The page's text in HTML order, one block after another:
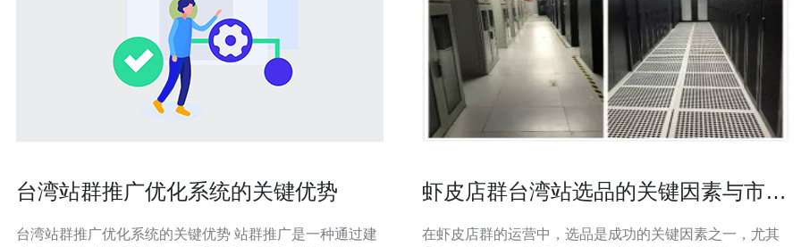
台湾站群推广优化系统的关键优势
台湾站群推广优化系统的关键优势 站群推广是一种通过建
虾皮店群台湾站选品的关键因素与市场
在虾皮店群的运营中，选品是成功的关键因素之一，尤其